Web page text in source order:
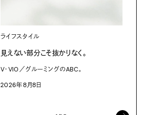
ライフスタイル
見えない部分こそ抜かりなく。
V・VIO／グルーミングのABC。
2026年8月8日